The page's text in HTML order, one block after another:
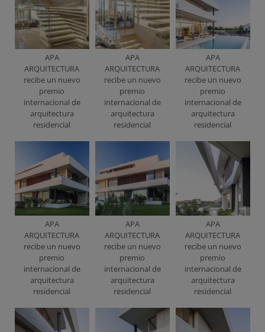
APA
ARQUITECTURA
recibe un nuevo
premio
internacional de
arquitectura
residencial
APA
ARQUITECTURA
recibe un nuevo
premio
internacional de
arquitectura
residencial
APA
ARQUITECTURA
recibe un nuevo
premio
internacional de
arquitectura
residencial
APA
ARQUITECTURA
recibe un nuevo
premio
internacional de
arquitectura
residencial
APA
ARQUITECTURA
recibe un nuevo
premio
internacional de
arquitectura
residencial
APA
ARQUITECTURA
recibe un nuevo
premio
internacional de
arquitectura
residencial